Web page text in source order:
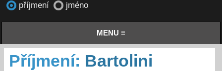
příjmení jméno
MENU ≡
Příjmení: Bartolini